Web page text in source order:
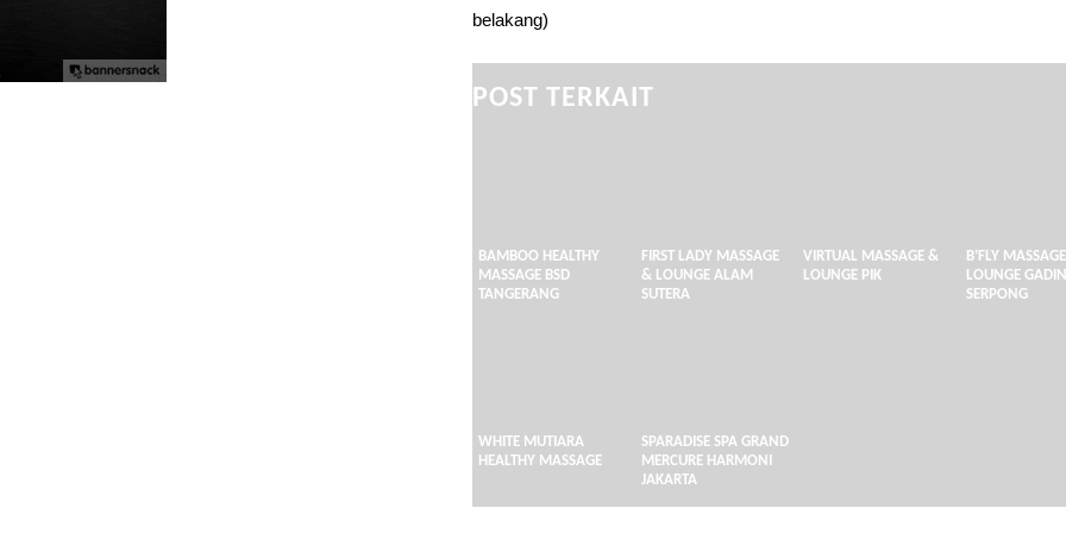
belakang)
POST TERKAIT
BAMBOO HEALTHY
MASSAGE BSD
TANGERANG
FIRST LADY MASSAGE
& LOUNGE ALAM
SUTERA
VIRTUAL MASSAGE &
LOUNGE PIK
B’FLY
LOUNGE
SERPONG
WHITE MUTIARA
HEALTHY MASSAGE
SPARADISE SPA GRAND
MERCURE HARMONI
JAKARTA